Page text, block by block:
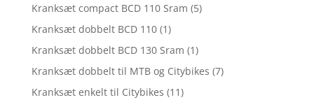
Kranksæt compact BCD 110 Sram (5)
Kranksæt dobbelt BCD 110 (1)
Kranksæt dobbelt BCD 130 Sram (1)
Kranksæt dobbelt til MTB og Citybikes (7)
Kranksæt enkelt til Citybikes (11)